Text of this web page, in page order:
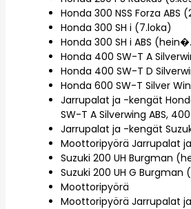
Honda 300 NSS Forza ABS
Honda 300 SH i (7.loka)
Honda 300 SH i ABS
Honda 400 SW-T A
Honda 400 SW-T D
Honda 600 SW-T Silver
Jarrupalat ja -kengät Honda
SW-T A Silverwing ABS,
Jarrupalat ja -kengät
Moottoripyörä Jarrupalat
Suzuki 200 UH Burgman
Suzuki 200 UH G Burgman
Moottoripyörä
Moottoripyörä Jarrupalat